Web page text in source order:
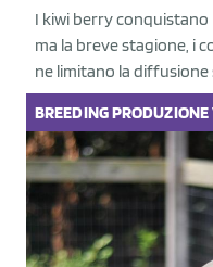
I kiwi berry conquistano
ma la breve stagione, i
ne limitano la diffusione
BREEDINGPRODUZIONE